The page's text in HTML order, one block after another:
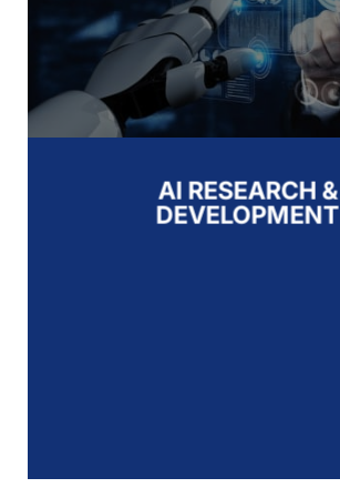
AI RESEARCH &
DEVELOPMENT